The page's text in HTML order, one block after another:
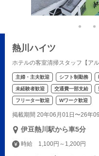
熱川ハイツ
ホテルの客室清掃スタッフ【ア
主婦・主夫歓迎 シフト制勤務
未経験者歓迎 交通費一部支給
フリーター歓迎 Wワーク歓迎
掲載期間 20年06月01日〜26年
伊豆熱川駅から車5分
時給 1,100円～1,200円